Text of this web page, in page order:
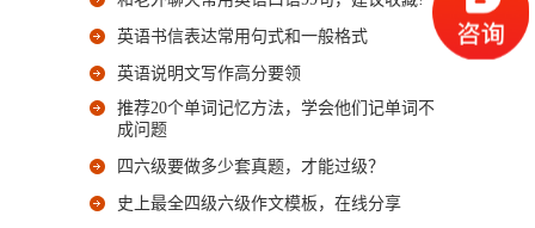
英语书信表达常用句式和一般格式
英语说明文写作高分要领
推荐20个单词记忆方法，学会他们记单词不
成问题
四六级要做多少套真题，才能过级？
史上最全四级六级作文模板，在线分享